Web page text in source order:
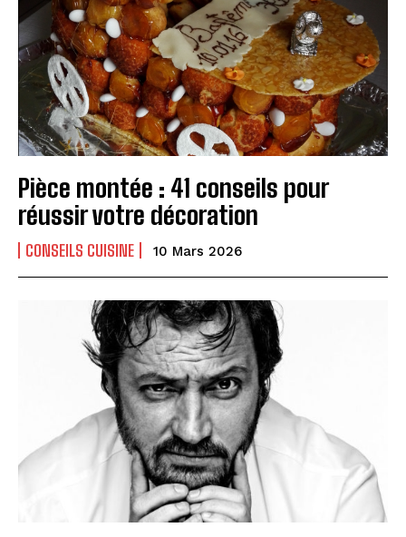
Pièce montée : 41 conseils pour
réussir votre décoration
CONSEILS CUISINE 10 Mars 2026